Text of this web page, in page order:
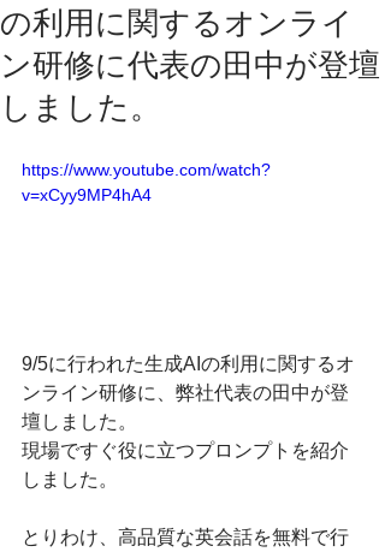
の利用に関するオンライ
ン研修に代表の田中が登壇
しました。
https://www.youtube.com/watch?
v=xCyy9MP4hA4
9/5に行われた生成AIの利用に関するオ
ンライン研修に、弊社代表の田中が登
壇しました。
現場ですぐ役に立つプロンプトを紹介
しました。
とりわけ、高品質な英会話を無料で行